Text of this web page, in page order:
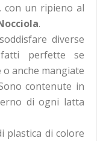
con un ripieno al
.
diverse
perfette se
o anche mangiate
contenute in
di ogni latta
plastica di colore